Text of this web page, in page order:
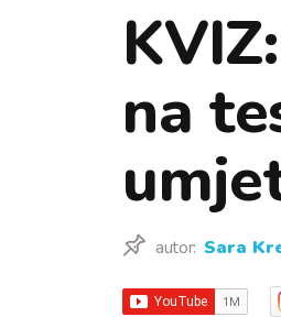
na
autor: Sara